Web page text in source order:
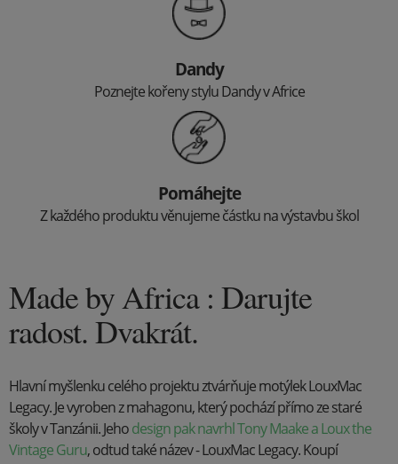
Dandy
Poznejte kořeny stylu Dandy v Africe
Pomáhejte
Z každého produktu věnujeme částku na výstavbu škol
Made by Africa : Darujte
radost. Dvakrát.
Hlavní myšlenku celého projektu ztvárňuje motýlek LouxMac
Legacy. Je vyroben z mahagonu, který pochází přímo ze staré
školy v Tanzánii. Jehodesign pak navrhl Tony Maake a Loux the
Vintage Guru, odtud také název - LouxMac Legacy. Koupí